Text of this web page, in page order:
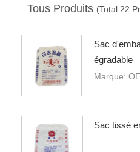
Tous Produits (Total 22
Sac
égradable
Marque:
Sac tissé